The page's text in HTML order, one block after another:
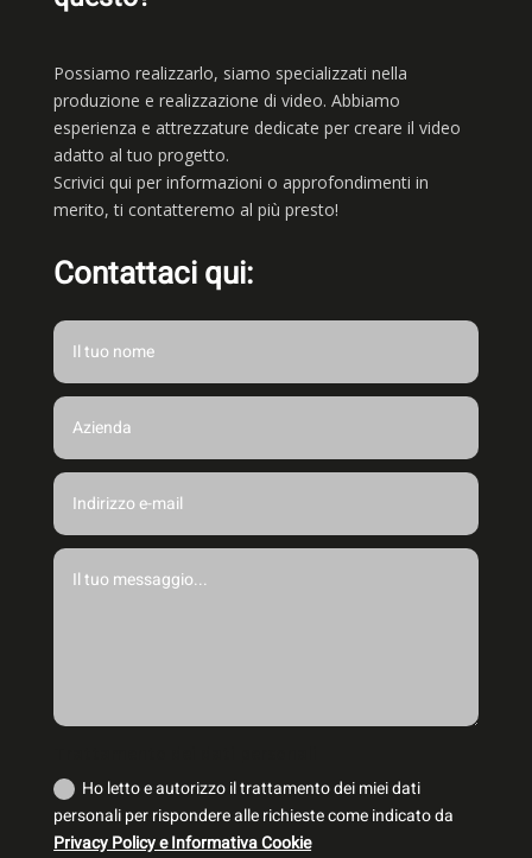
Possiamo realizzarlo, siamo specializzati nella
produzione e realizzazione di video. Abbiamo
esperienza e attrezzature dedicate per creare il video
adatto al tuo progetto.
Scrivici qui per informazioni o approfondimenti in
merito, ti contatteremo al più presto!
Contattaci qui:
Ho letto e autorizzo il trattamento dei miei dati
personali per rispondere alle richieste come indicato da
Privacy Policy e Informativa Cookie